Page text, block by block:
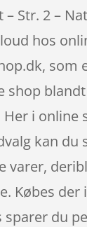
– Str. 2 –
hos
som
shop
i online
kan du
varer,
Købes der
sparer du